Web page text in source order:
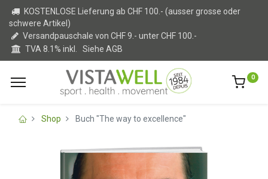
KOSTENLOSE Lieferung ab CHF 100.- (ausser grosse oder
schwere Artikel)
Versandpauschale von CHF 9.- unter CHF 100.-
TVA 8.1% inkl. Siehe AGB
0
Shop Buch "The way to excellence"